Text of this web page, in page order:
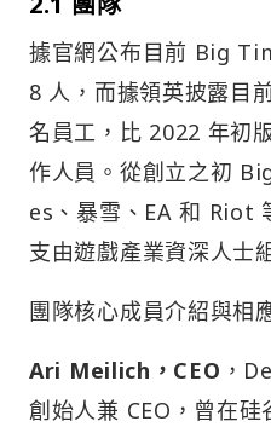
據官網公布目前 Big
8 人，而據領英披露目
名員工，比 2022 年初
作人員。從創立之初
es、暴雪、EA 和 Riot
支由遊戲產業資深人士
團隊核心成員介紹與相
Ari Meilich，CEO ，
創始人兼 CEO，曾在